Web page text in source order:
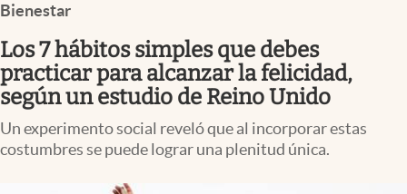
Bienestar
Los 7 hábitos simples que debes
practicar para alcanzar la felicidad,
según un estudio de Reino Unido
Un experimento social reveló que al incorporar estas
costumbres se puede lograr una plenitud única.